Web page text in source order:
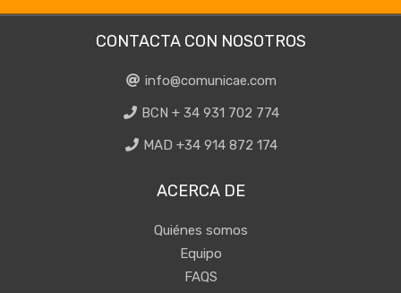
CONTACTA CON NOSOTROS
info@comunicae.com
BCN + 34 931 702 774
MAD +34 914 872 174
ACERCA DE
Quiénes somos
Equipo
FAQS